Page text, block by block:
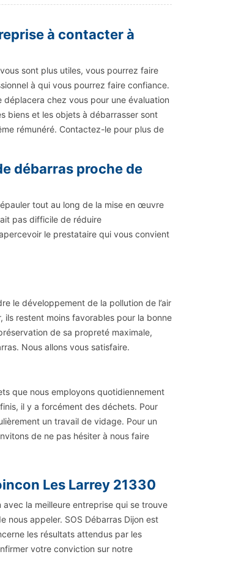
à contacter à
sont plus utiles, vous pourrez faire
à qui vous pourrez faire confiance.
chez vous pour une évaluation
biens et les objets à débarrasser sont
rémunéré. Contactez-le pour plus de
débarras proche de
tout au long de la mise en œuvre
pas difficile de réduire
le prestataire qui vous convient
le développement de la pollution de l’air
ils restent moins favorables pour la bonne
de sa propreté maximale,
Nous allons vous satisfaire.
que nous employons quotidiennement
il y a forcément des déchets. Pour
un travail de vidage. Pour un
de ne pas hésiter à nous faire
Les Larrey 21330
la meilleure entreprise qui se trouve
appeler. SOS Débarras Dijon est
les résultats attendus par les
votre conviction sur notre